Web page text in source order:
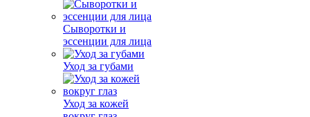
Сыворотки и
эссенции для лица
Уход за губами
Уход за кожей